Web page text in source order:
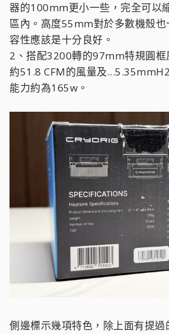
器的100mm更小一些，完全可以
區內。高度55mm對於多數機殼也
容性應該是十分良好。
2、搭配3200轉的97mm特規圓框
約51.8 CFM的風量及
能力約為165w。
側邊標示幾項特色，除上面有提過